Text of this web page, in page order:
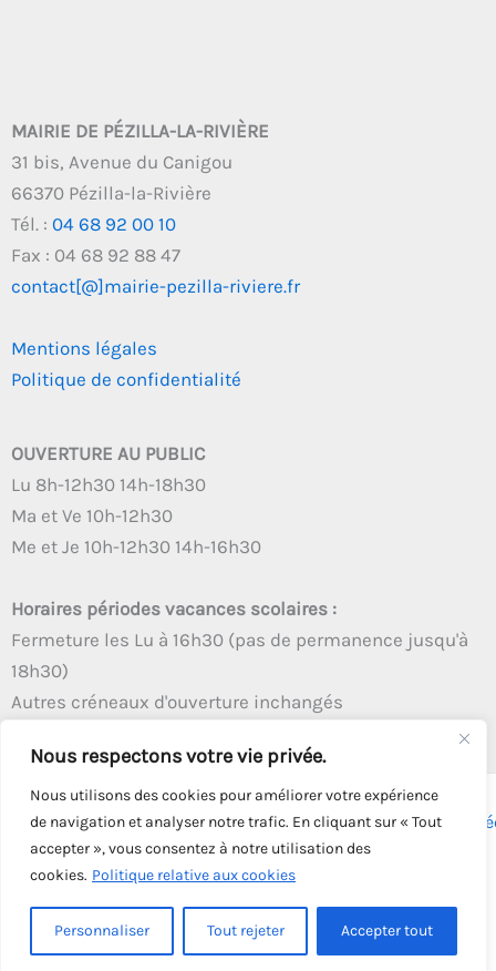
Nous respectons votre vie privée.
Nous utilisons des cookies pour améliorer votre expérience
de navigation et analyser notre trafic. En cliquant sur « Tout
accepter », vous consentez à notre utilisation des
cookies. Politique relative aux cookies
Personnaliser Tout rejeter Accepter tout
MAIRIE DE PÉZILLA-LA-RIVIÈRE
31 bis, Avenue du Canigou
66370 Pézilla-la-Rivière
Tél. : 04 68 92 00 10
Fax : 04 68 92 88 47
contact[@]mairie-pezilla-riviere.fr
Mentions légales
Politique de confidentialité
OUVERTURE AU PUBLIC
Lu 8h-12h30 14h-18h30
Ma et Ve 10h-12h30
Me et Je 10h-12h30 14h-16h30
Horaires périodes vacances scolaires :
Fermeture les Lu à 16h30 (pas de permanence jusqu'à
18h30)
Autres créneaux d'ouverture inchangés
Copyright © 2026 - Tous droits réservés - | Webmaster
Solution